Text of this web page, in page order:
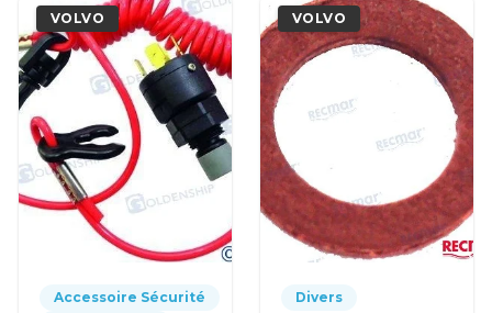
VOLVO
Accessoire Sécurité
VOLVO
Divers